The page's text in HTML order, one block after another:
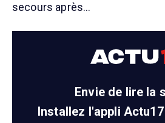
secours après…
Envie de lire la
Installez l'appli